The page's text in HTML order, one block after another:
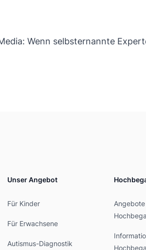
Wenn selbsternannte
Unser Angebot
Für Kinder
Für Erwachsene
Autismus-Diagnostik